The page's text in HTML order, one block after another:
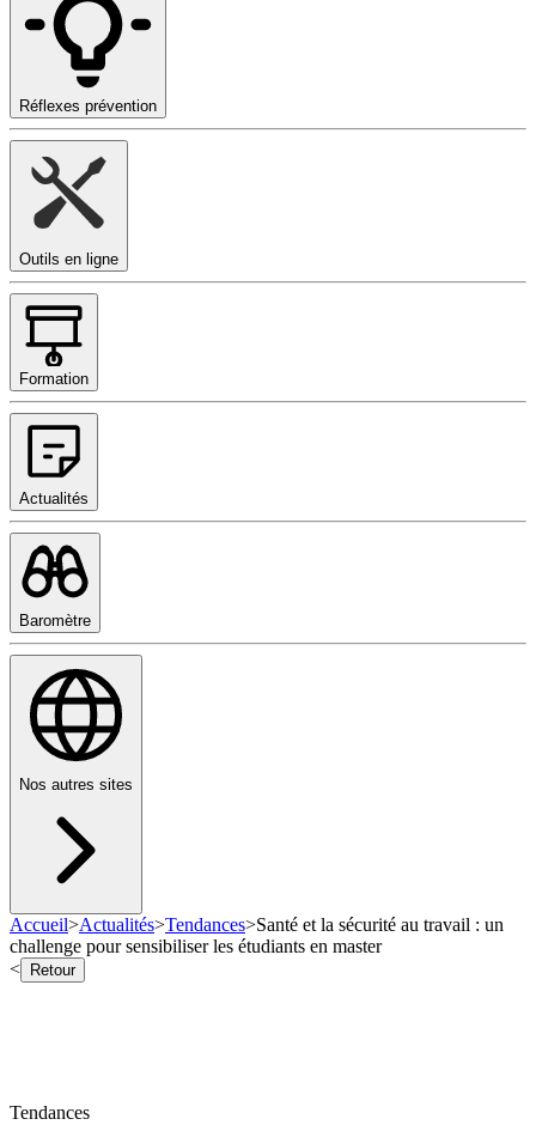
Réflexes prévention
Outils en ligne
Formation
Actualités
Baromètre
Nos autres sites
Accueil>Actualités>Tendances>Santé et la sécurité au travail : un
challenge pour sensibiliser les étudiants en master
<
Retour
Tendances